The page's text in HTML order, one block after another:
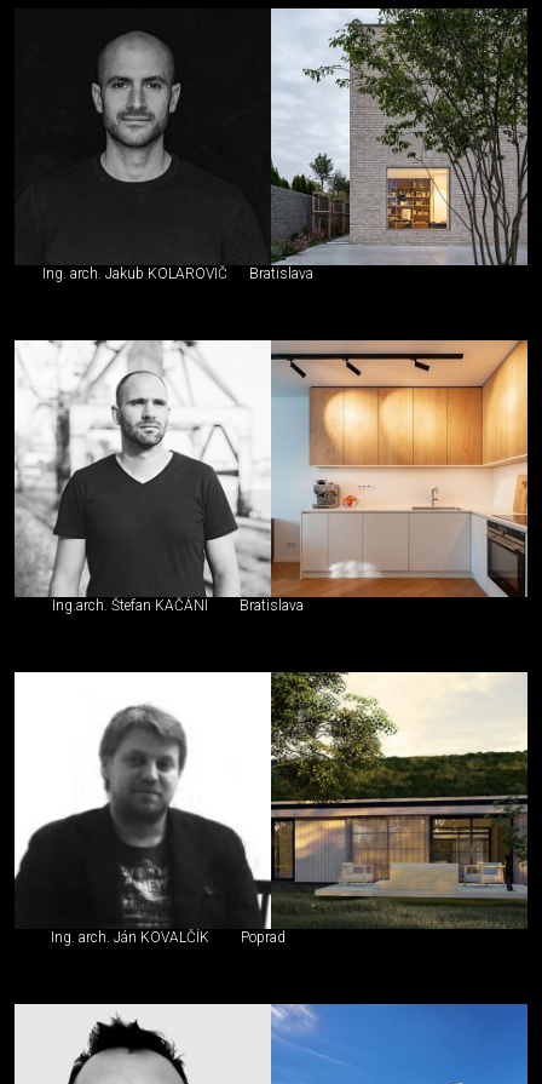
Ing. arch. Jakub KOLAROVIČ Bratislava
Ing.arch. Štefan KAČÁNI Bratislava
Ing. arch. Ján KOVALČÍK Poprad